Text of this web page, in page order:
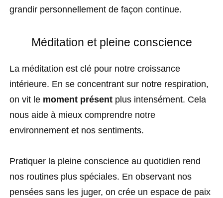
grandir personnellement de façon continue.
Méditation et pleine conscience
La méditation est clé pour notre croissance
intérieure. En se concentrant sur notre respiration,
on vit le moment présent plus intensément. Cela
nous aide à mieux comprendre notre
environnement et nos sentiments.
Pratiquer la pleine conscience au quotidien rend
nos routines plus spéciales. En observant nos
pensées sans les juger, on crée un espace de paix